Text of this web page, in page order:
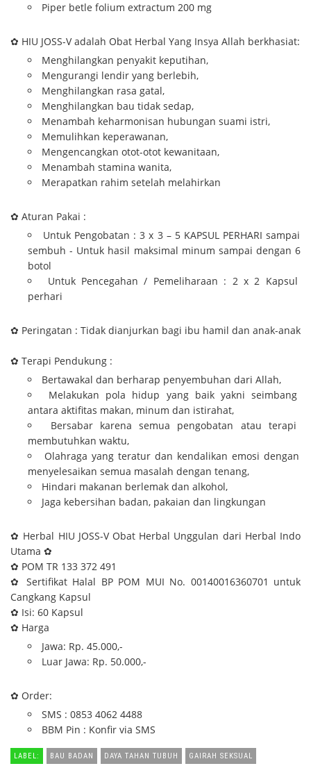
Piper betle folium extractum 200 mg
✿ HIU JOSS-V adalah Obat Herbal Yang Insya Allah berkhasiat:
Menghilangkan penyakit keputihan,
Mengurangi lendir yang berlebih,
Menghilangkan rasa gatal,
Menghilangkan bau tidak sedap,
Menambah keharmonisan hubungan suami istri,
Memulihkan keperawanan,
Mengencangkan otot-otot kewanitaan,
Menambah stamina wanita,
Merapatkan rahim setelah melahirkan
✿ Aturan Pakai :
Untuk Pengobatan : 3 x 3 – 5 KAPSUL PERHARI sampai
sembuh - Untuk hasil maksimal minum sampai dengan 6
botol
Untuk Pencegahan / Pemeliharaan : 2 x 2 Kapsul
perhari
✿ Peringatan : Tidak dianjurkan bagi ibu hamil dan anak-anak
✿ Terapi Pendukung :
Bertawakal dan berharap penyembuhan dari Allah,
Melakukan pola hidup yang baik yakni seimbang
antara aktifitas makan, minum dan istirahat,
Bersabar karena semua pengobatan atau terapi
membutuhkan waktu,
Olahraga yang teratur dan kendalikan emosi dengan
menyelesaikan semua masalah dengan tenang,
Hindari makanan berlemak dan alkohol,
Jaga kebersihan badan, pakaian dan lingkungan
✿ Herbal HIU JOSS-V Obat Herbal Unggulan dari Herbal Indo
Utama ✿
✿ POM TR 133 372 491
✿ Sertifikat Halal BP POM MUI No. 00140016360701 untuk
Cangkang Kapsul
✿ Isi: 60 Kapsul
✿ Harga
Jawa: Rp. 45.000,-
Luar Jawa: Rp. 50.000,-
✿ Order:
SMS : 0853 4062 4488
BBM Pin : Konfir via SMS
LABEL: BAU BADAN DAYA TAHAN TUBUH GAIRAH SEKSUAL